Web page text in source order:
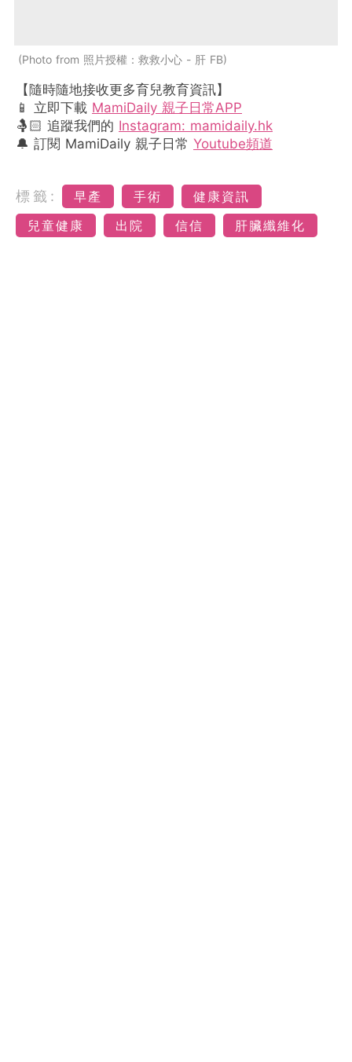
Photo from 照片授權：救救小心 - 肝 FB
【隨時隨地接收更多育兒教育資訊】
📱 立即下載 MamiDaily 親子日常APP
🤱🏻 追蹤我們的 Instagram: mamidaily.hk
🔔 訂閱 MamiDaily 親子日常 Youtube頻道
標籤: 早產 手術
健康資訊
兒童健康
出院 信信 肝臟纖維化